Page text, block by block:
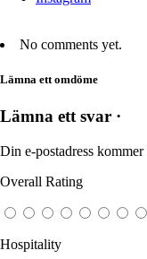
No comments yet.
Lämna ett omdöme
Lämna ett svar ·
Din e-postadress
Overall Rating
Hospitality